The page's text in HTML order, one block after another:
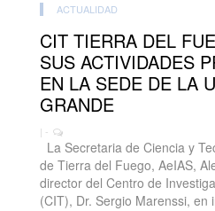
ACTUALIDAD
CIT TIERRA DEL
SUS ACTIVIDADES
EN LA SEDE DE LA
GRANDE
| -
La Secretaria de Ciencia y
de Tierra del Fuego, AeIAS,
director del Centro de
(CIT), Dr. Sergio Marenssi, en